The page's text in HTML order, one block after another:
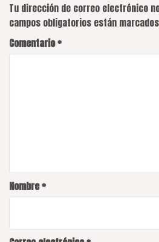
Tu dirección de correo electrónico
campos obligatorios están
Comentario*
Nombre*